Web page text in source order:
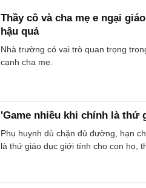
Thầy cô và cha mẹ e ngại
hậu quả
Nhà trường có vai trò quan trọng
cạnh cha mẹ.
'Game nhiều khi chính là
Phụ huynh dù chặn đủ đường, hạn
là thứ giáo dục giới tính cho con họ,